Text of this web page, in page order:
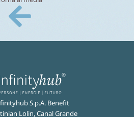
S.p.A. Benefit
Lolin, Canal Grande